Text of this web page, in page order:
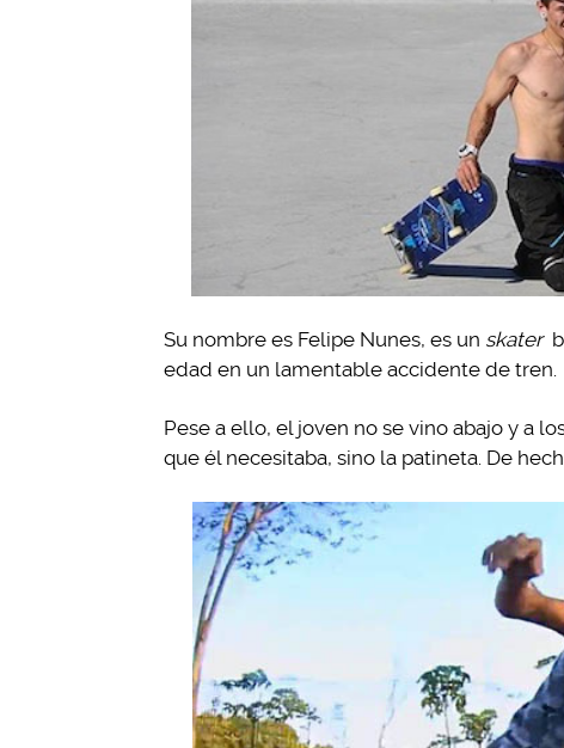
Su nombre es Felipe Nunes, es un skater
edad en un lamentable accidente de tren.
Pese a ello, el joven no se vino abajo y a
que él necesitaba, sino la patineta. De